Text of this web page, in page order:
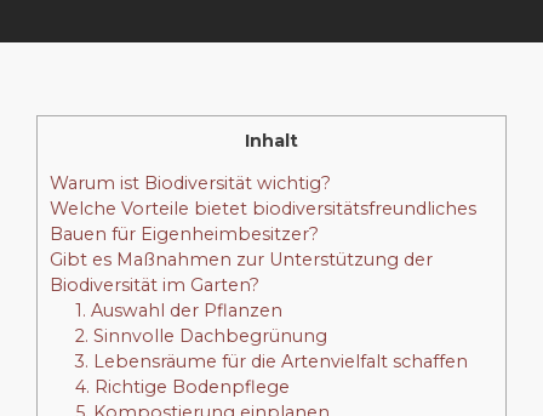
Inhalt
Warum ist Biodiversität wichtig?
Welche Vorteile bietet biodiversitätsfreundliches
Bauen für Eigenheimbesitzer?
Gibt es Maßnahmen zur Unterstützung der
Biodiversität im Garten?
1. Auswahl der Pflanzen
2. Sinnvolle Dachbegrünung
3. Lebensräume für die Artenvielfalt schaffen
4. Richtige Bodenpflege